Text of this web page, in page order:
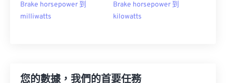
Brake horsepower 到
milliwatts
Brake horsepower 到
kilowatts
您的數據，我們的首要任務